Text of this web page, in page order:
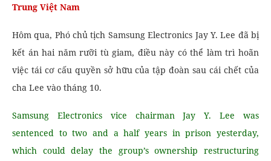
Trung Việt Nam
Hôm qua, Phó chủ tịch Samsung Electronics Jay Y. Lee đã bị
kết án hai năm rưỡi tù giam, điều này có thể làm trì hoãn
việc tái cơ cấu quyền sở hữu của tập đoàn sau cái chết của
cha Lee vào tháng 10.
Samsung Electronics vice chairman Jay Y. Lee was
sentenced to two and a half years in prison yesterday,
which could delay the group’s ownership restructuring